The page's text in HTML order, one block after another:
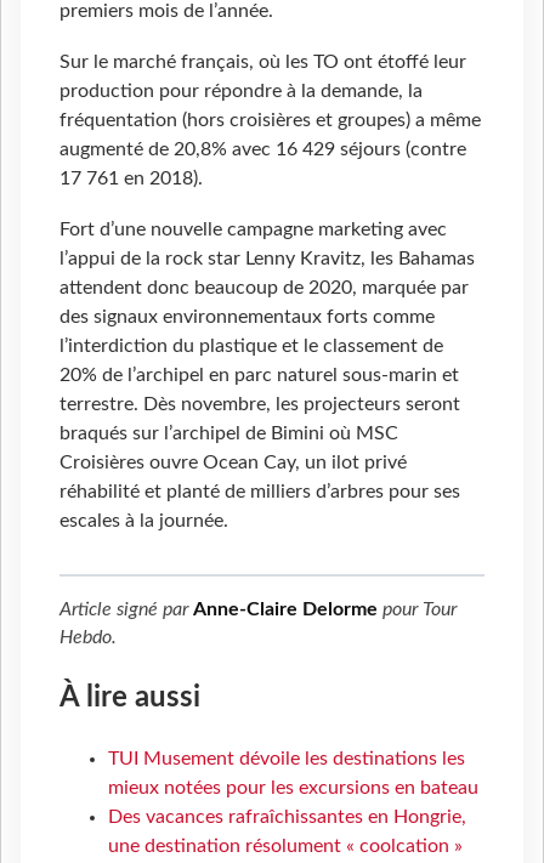
premiers mois de l’année.
Sur le marché français, où les TO ont étoffé leur
production pour répondre à la demande, la
fréquentation (hors croisières et groupes) a même
augmenté de 20,8% avec 16 429 séjours (contre
17 761 en 2018).
Fort d’une nouvelle campagne marketing avec
l’appui de la rock star Lenny Kravitz, les Bahamas
attendent donc beaucoup de 2020, marquée par
des signaux environnementaux forts comme
l’interdiction du plastique et le classement de
20% de l’archipel en parc naturel sous-marin et
terrestre. Dès novembre, les projecteurs seront
braqués sur l’archipel de Bimini où MSC
Croisières ouvre Ocean Cay, un ilot privé
réhabilité et planté de milliers d’arbres pour ses
escales à la journée.
Article signé parAnne-Claire Delorme pour Tour
Hebdo.
À lire aussi
TUI Musement dévoile les destinations les
mieux notées pour les excursions en bateau
Des vacances rafraîchissantes en Hongrie,
une destination résolument « coolcation »